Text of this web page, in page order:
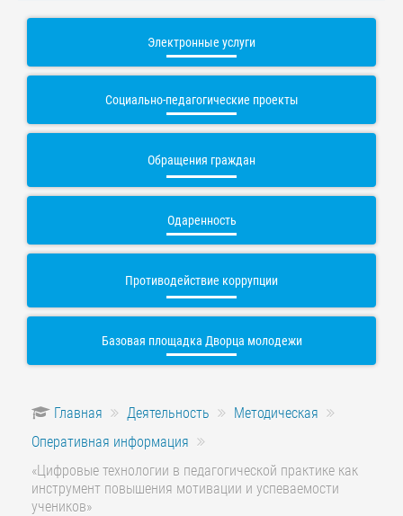
Электронные услуги
Социально-педагогические проекты
Обращения граждан
Одаренность
Противодействие коррупции
Базовая площадка Дворца молодежи
Главная Деятельность
Методическая
Оперативная информация
«Цифровые технологии в педагогической практике как
инструмент повышения мотивации и успеваемости
учеников»